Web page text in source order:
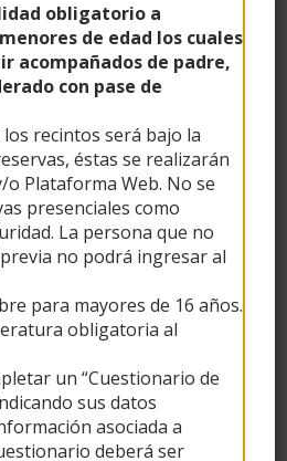
DE LAS CONDES
2TEC SISTEMAS
obligatorio a
de edad los cuales
acompañados de padre,
con pase de
los recintos será bajo la
éstas se realizarán
o Plataforma Web. No se
presenciales como
La persona que no
no podrá ingresar al
para mayores de 16 años.
obligatoria al
un “Cuestionario de
sus datos
asociada a
deberá ser